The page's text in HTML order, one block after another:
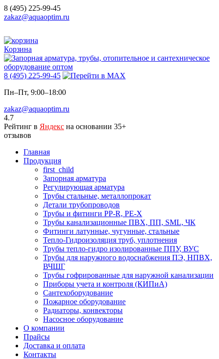
8 (495) 225-99-45
zakaz@aquaoptim.ru
Корзина
8 (495) 225-99-45
Пн–Пт, 9:00–18:00
zakaz@aquaoptim.ru
4.7
Рейтинг в Яндекс на основании 35+
отзывов
Главная
Продукция
first_child
Запорная арматура
Регулирующая арматура
Трубы стальные, металлопрокат
Детали трубопроводов
Трубы и фитинги PP-R, PE-X
Трубы канализационные ПВХ, ПП, SML, ЧК
Фитинги латунные, чугунные, стальные
Тепло-Гидроизоляция труб, уплотнения
Трубы тепло-гидро изолированные ППУ, ВУС
Трубы для наружного водоснабжения ПЭ, НПВХ,
ВЧШГ
Трубы гофрированные для наружной канализации
Приборы учета и контроля (КИПиА)
Сантехоборудование
Пожарное оборудование
Радиаторы, конвекторы
Насосное оборудование
О компании
Прайсы
Доставка и оплата
Контакты